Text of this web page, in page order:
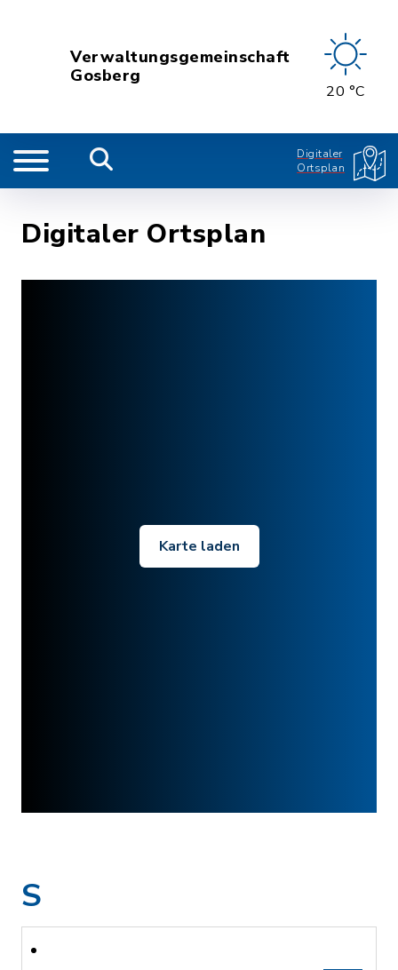
Verwaltungsgemeinschaft
Gosberg
20 °C
Digitaler
Ortsplan
Digitaler Ortsplan
Karte laden
S